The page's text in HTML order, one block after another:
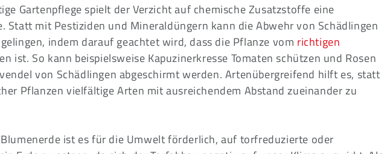
Gartenpflege spielt der Verzicht auf chemische Zusatzstoffe eine
Statt mit Pestiziden und Mineraldüngern kann die Abwehr von Schädlingen
indem darauf geachtet wird, dass die Pflanze vom richtigen
ist. So kann beispielsweise Kapuzinerkresse Tomaten schützen und Rosen
von Schädlingen abgeschirmt werden. Artenübergreifend hilft es, statt
Pflanzen vielfältige Arten mit ausreichendem Abstand zueinander zu
ist es für die Umwelt förderlich, auf torfreduzierte oder